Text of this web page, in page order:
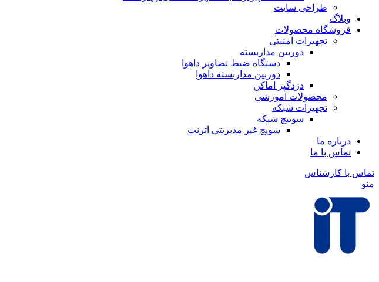
طراحی سایت
وبلاگ
فروشگاه محصولات
تجهیزات امنیتی
دوربین مداربسته
دستگاه ضبط تصاویر داهوا
دوربین مداربسته داهوا
دزدگیر اماکن
محصولات آموزشی
تجهیزات شبکه
سوییچ شبکه
سویچ غیر مدیریتی اترنت
درباره ما
تماس با ما
تماس با کارشناس
منو